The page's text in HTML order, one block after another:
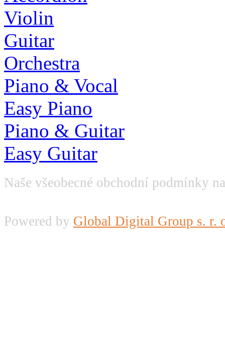
Violin
Guitar
Orchestra
Piano & Vocal
Easy Piano
Piano & Guitar
Easy Guitar
Naše všeobecné obchodní podmínky
Powered by Global Digital Group s. r.